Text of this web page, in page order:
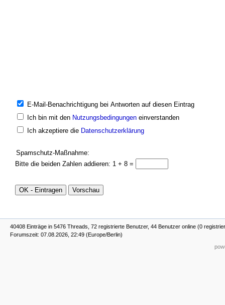
E-Mail-Benachrichtigung bei Antworten auf diesen Eintrag
Ich bin mit den Nutzungsbedingungeneinverstanden
Ich akzeptiere die Datenschutzerklärung
Spamschutz-Maßnahme:
Bitte die beiden Zahlen addieren: 1 + 8 =
40408 Einträge in 5476 Threads, 72 registrierte Benutzer, 44 Benutzer online (0
Forumszeit: 07.08.2026, 22:49 (Europe/Berlin)